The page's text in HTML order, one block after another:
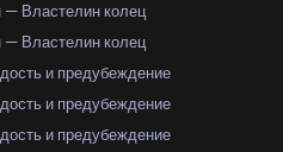
Властелин колец
Властелин колец
и предубеждение
и предубеждение
и предубеждение